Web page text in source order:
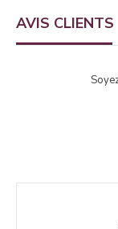
AVIS CLIENTS